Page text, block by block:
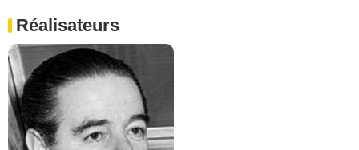
Réalisateurs